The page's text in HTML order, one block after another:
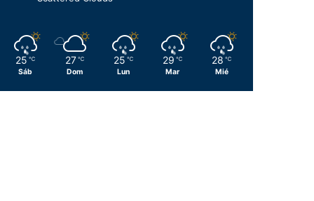
25 ℃
Sáb
27 ℃
Dom
25 ℃
Lun
29 ℃
Mar
28 ℃
Mié